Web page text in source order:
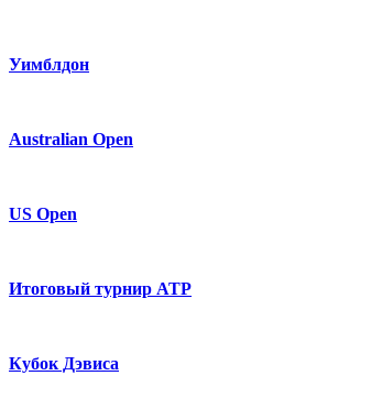
Уимблдон
Australian Open
US Open
Итоговый турнир ATP
Кубок Дэвиса